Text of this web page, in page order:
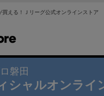
買える！Ｊリーグ公式オンラインストア
磐田
シャルオンライ